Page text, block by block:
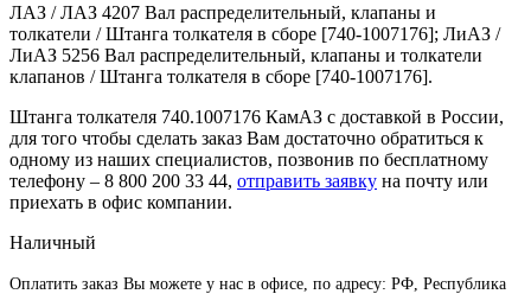
ЛАЗ / ЛАЗ 4207 Вал распределительный, клапаны и
толкатели / Штанга толкателя в сборе [740-1007176]; ЛиАЗ /
ЛиАЗ 5256 Вал распределительный, клапаны и толкатели
клапанов / Штанга толкателя в сборе [740-1007176].
Штанга толкателя 740.1007176 КамАЗ с доставкой в России,
для того чтобы сделать заказ Вам достаточно обратиться к
одному из наших специалистов, позвонив по бесплатному
телефону – 8 800 200 33 44, отправить заявку на почту или
приехать в офис компании.
Наличный
Оплатить заказ Вы можете у нас в офисе, по адресу: РФ, Республика